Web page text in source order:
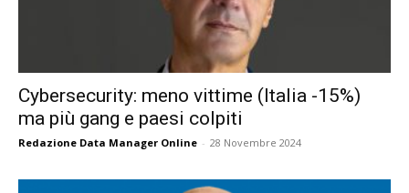
Cybersecurity: meno vittime (Italia -15%)
ma più gang e paesi colpiti
Redazione Data Manager Online - 28 Novembre 2024